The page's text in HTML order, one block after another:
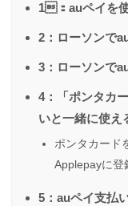
1：auペイを
2：ローソンで
3：ローソンで
4：「ポンタカ
いと一緒に使え
ポンタカード
Applepayに登
5：auペイ支払